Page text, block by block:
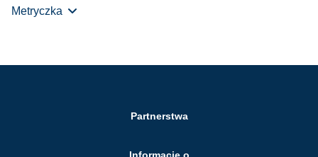
Metryczka
Partnerstwa